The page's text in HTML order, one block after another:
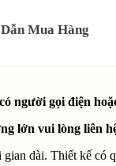
Mua Hàng
người gọi điện
lớn vui lòng liên
dài. Thiết kế có